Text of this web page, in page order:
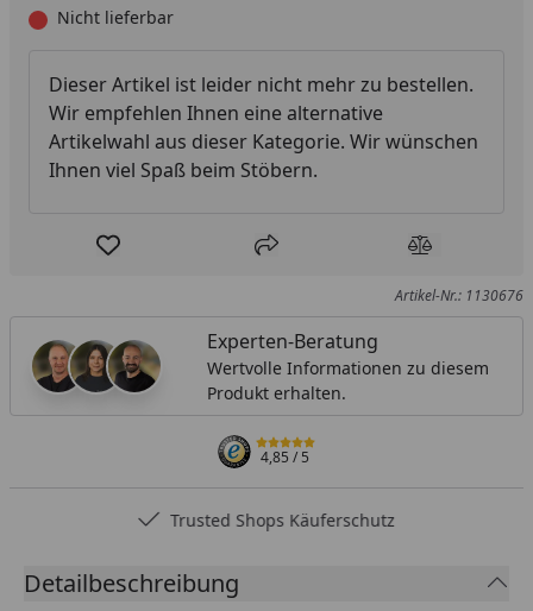
Nicht lieferbar
Dieser Artikel ist leider nicht mehr zu bestellen.
Wir empfehlen Ihnen eine alternative
Artikelwahl aus dieser Kategorie. Wir wünschen
Ihnen viel Spaß beim Stöbern.
Produkt zur Wunschliste hinzufügen
Teilen Produkt
Artikel-Nr.: 1130676
Experten-Beratung
Wertvolle Informationen zu diesem
Produkt erhalten.
4,85/ 5
Trusted Shops Käuferschutz
Detailbeschreibung